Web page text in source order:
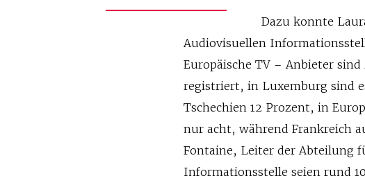
Dazu konnte
Audiovisuellen
Europäische TV – Anbieter
registriert, in Luxemburg sind
Tschechien 12 Prozent, in
nur acht, während Frankreich
Fontaine, Leiter der Abteilung
Informationsstelle seien rund